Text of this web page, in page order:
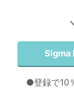
Sigma
●登録で10